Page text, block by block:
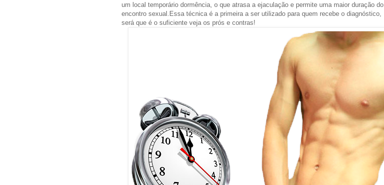
um local temporário dormência, o que atrasa a ejaculação e permite uma maior duração do
encontro sexual.Essa técnica é a primeira a ser utilizado para quem recebe o diagnóstico,
será que é o suficiente veja os prós e contras!